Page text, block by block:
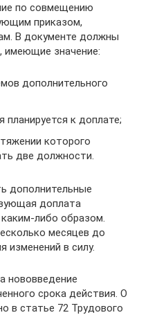
по совмещению
приказом,
В документе должны
значение:
дополнительного
к доплате;
которого
две должности.
дополнительные
доплата
либо образом.
месяцев до
изменений в силу.
нововведение
срока действия. О
в статье 72 Трудового